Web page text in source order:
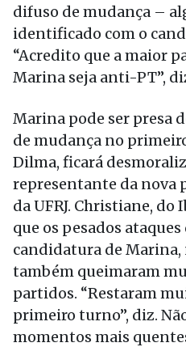
difuso de mudança –
identificado com o
“Acredito que a maior
Marina seja anti-PT”,
Marina pode ser presa
de mudança no
Dilma, ficará
representante da nova
da UFRJ. Christiane, do
que os pesados
candidatura de
também queimaram
partidos. “Restaram
primeiro turno”, diz.
momentos mais